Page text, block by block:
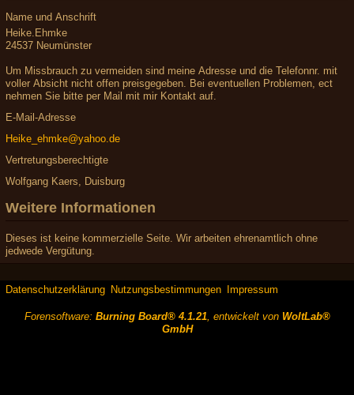
Name und Anschrift
Heike.Ehmke
24537 Neumünster
Um Missbrauch zu vermeiden sind meine Adresse und die Telefonnr. mit
voller Absicht nicht offen preisgegeben. Bei eventuellen Problemen, ect
nehmen Sie bitte per Mail mit mir Kontakt auf.
E-Mail-Adresse
Heike_ehmke@yahoo.de
Vertretungsberechtigte
Wolfgang Kaers, Duisburg
Weitere Informationen
Dieses ist keine kommerzielle Seite. Wir arbeiten ehrenamtlich ohne
jedwede Vergütung.
Datenschutzerklärung Nutzungsbestimmungen Impressum
Forensoftware: Burning Board® 4.1.21, entwickelt von WoltLab®
GmbH